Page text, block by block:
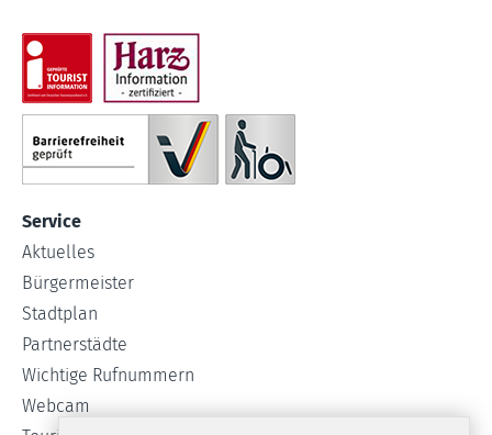
Service
Aktuelles
Bürgermeister
Stadtplan
Partnerstädte
Wichtige Rufnummern
Webcam